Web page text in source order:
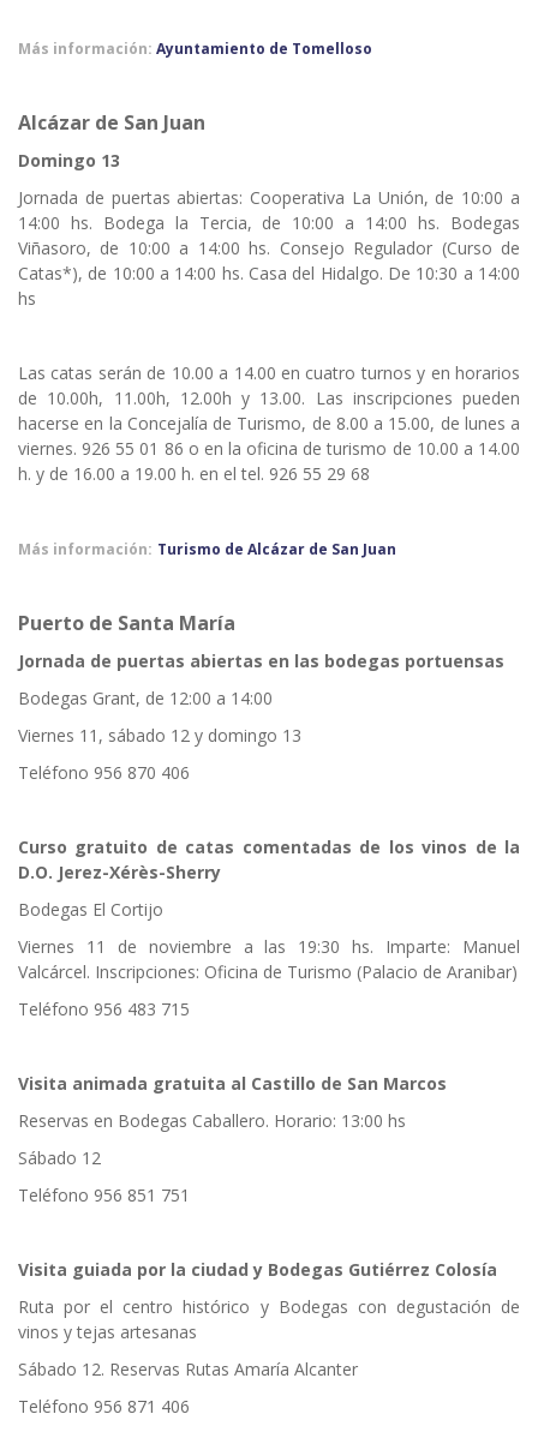
Más información: Ayuntamiento de Tomelloso
Alcázar de San Juan
Domingo 13
Jornada de puertas abiertas: Cooperativa La Unión, de 10:00 a
14:00 hs. Bodega la Tercia, de 10:00 a 14:00 hs. Bodegas
Viñasoro, de 10:00 a 14:00 hs. Consejo Regulador (Curso de
Catas*), de 10:00 a 14:00 hs. Casa del Hidalgo. De 10:30 a 14:00
hs
Las catas serán de 10.00 a 14.00 en cuatro turnos y en horarios
de 10.00h, 11.00h, 12.00h y 13.00. Las inscripciones pueden
hacerse en la Concejalía de Turismo, de 8.00 a 15.00, de lunes a
viernes. 926 55 01 86 o en la oficina de turismo de 10.00 a 14.00
h. y de 16.00 a 19.00 h. en el tel. 926 55 29 68
Más información: Turismo de Alcázar de San Juan
Puerto de Santa María
Jornada de puertas abiertas en las bodegas portuensas
Bodegas Grant, de 12:00 a 14:00
Viernes 11, sábado 12 y domingo 13
Teléfono 956 870 406
Curso gratuito de catas comentadas de los vinos de la
D.O. Jerez-Xérès-Sherry
Bodegas El Cortijo
Viernes 11 de noviembre a las 19:30 hs. Imparte: Manuel
Valcárcel. Inscripciones: Oficina de Turismo (Palacio de Aranibar)
Teléfono 956 483 715
Visita animada gratuita al Castillo de San Marcos
Reservas en Bodegas Caballero. Horario: 13:00 hs
Sábado 12
Teléfono 956 851 751
Visita guiada por la ciudad y Bodegas Gutiérrez Colosía
Ruta por el centro histórico y Bodegas con degustación de
vinos y tejas artesanas
Sábado 12. Reservas Rutas Amaría Alcanter
Teléfono 956 871 406